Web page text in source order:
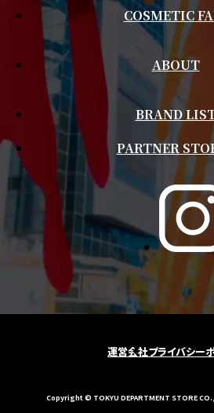
COSMETIC
ABOUT
BRAND
PARTNER
運営会社プライバシー
Copyright © TOKYU DEPARTMENT STORE